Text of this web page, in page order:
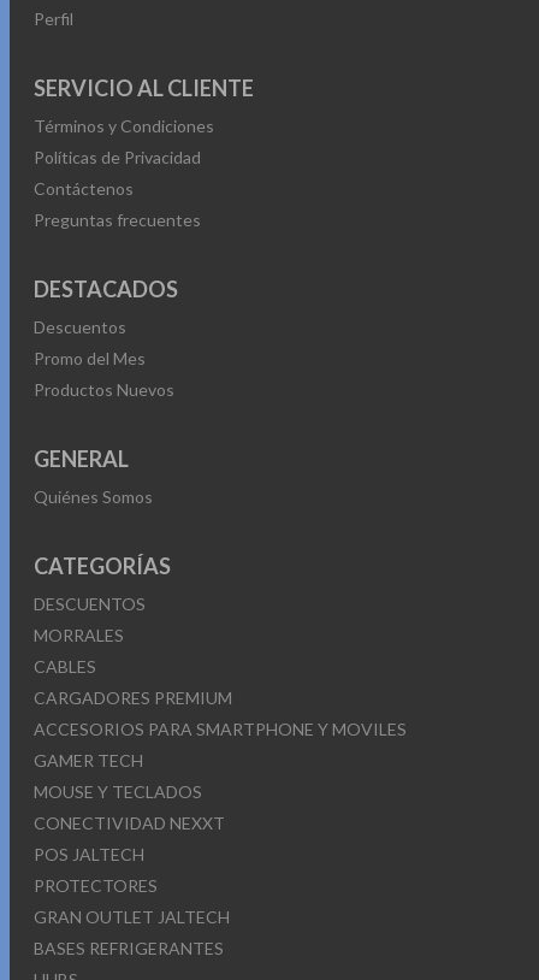
Perfil
SERVICIO AL CLIENTE
Términos y Condiciones
Políticas de Privacidad
Contáctenos
Preguntas frecuentes
DESTACADOS
Descuentos
Promo del Mes
Productos Nuevos
GENERAL
Quiénes Somos
CATEGORÍAS
DESCUENTOS
MORRALES
CABLES
CARGADORES PREMIUM
ACCESORIOS PARA SMARTPHONE Y MOVILES
GAMER TECH
MOUSE Y TECLADOS
CONECTIVIDAD NEXXT
POS JALTECH
PROTECTORES
GRAN OUTLET JALTECH
BASES REFRIGERANTES